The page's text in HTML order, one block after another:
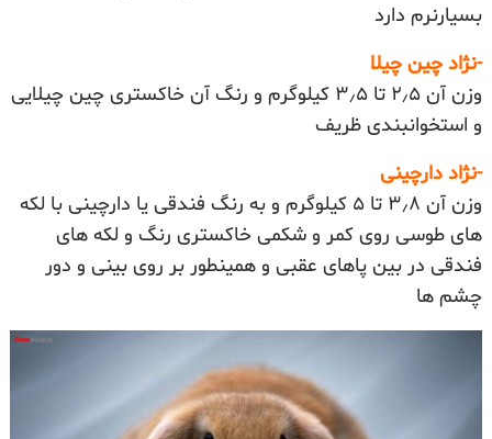
بسیارنرم دارد
-نژاد چین چیلا
وزن آن ۲٫۵ تا ۳٫۵ کیلوگرم و رنگ آن خاکستری چین چیلایی
و استخوانبندی ظریف
-نژاد دارچینی
وزن آن ۳٫۸ تا ۵ کیلوگرم و به رنگ فندقی یا دارچینی با لکه
های طوسی روی کمر و شکمی خاکستری رنگ و لکه های
فندقی در بین پاهای عقبی و همینطور بر روی بینی و دور
چشم ها